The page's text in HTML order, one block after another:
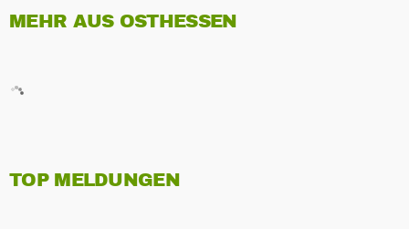
MEHR AUS OSTHESSEN
TOP MELDUNGEN